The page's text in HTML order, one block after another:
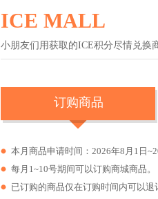
ICE MALL
小朋友们用获取的ICE积分尽情兑换
订购商品
本月商品申请时间：2026年8月1日
每月1~10号期间可以订购商城商品。
已订购的商品仅在订购时间内可以